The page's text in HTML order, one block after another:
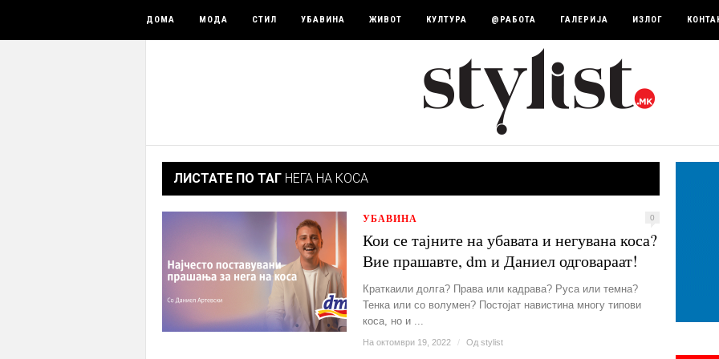
ДОМА МОДА СТИЛ УБАВИНА ЖИВОТ КУЛТУРА @РАБОТА ГАЛЕРИЈА ИЗЛОГ
ЛИСТАТЕ ПО ТАГ НЕГА НА КОСА
УБАВИНА 0
Кои се тајните на убавата и негувана коса?
Вие прашавте, dm и Даниел одговараат!
Краткаили долга? Права или кадрава? Руса или темна?
Тенка или со волумен? Постојат навистина многу типови
коса, но и ...
На октомври 19, 2022 / Од stylist